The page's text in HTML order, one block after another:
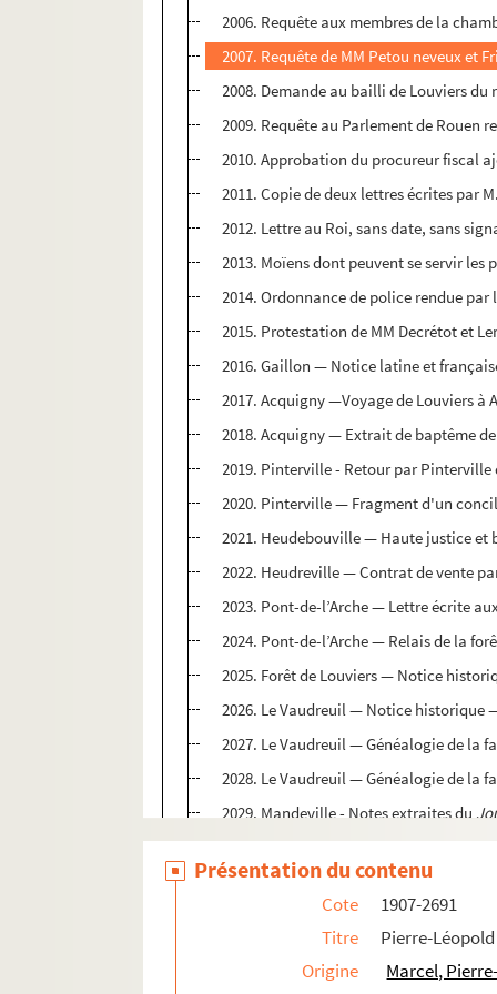
2006. Requête aux membres de la
2007. Requête de MM Petou neveux et
2008. Demande au bailli de Louviers
2009. Requête au Parlement de
2010. Approbation du procureur fiscal
2011. Copie de deux lettres écrites par
2012. Lettre au Roi, sans date, sans
2013. Moïens dont peuvent se servir
2014. Ordonnance de police rendue
2015. Protestation de MM Decrétot et
2016. Gaillon — Notice latine et
2017. Acquigny —Voyage de Louviers à
2018. Acquigny — Extrait de baptême
2019. Pinterville - Retour par
2020. Pinterville — Fragment d'un
2021. Heudebouville — Haute justice et
2022. Heudreville — Contrat de vente
2023. Pont-de-l’Arche — Lettre écrite
2024. Pont-de-l’Arche — Relais de la
2025. Forêt de Louviers — Notice
2026. Le Vaudreuil — Notice historique
2027. Le Vaudreuil — Généalogie de la
2028. Le Vaudreuil — Généalogie de la
2029. Mandeville - Notes extraites du
2030. Notes sur les principaux fiefs du
2031. La maison de M. Dibon est
2032. Fief de la Salle du Bois sis
2033. Fief de Berceloup, aveu de
2034. Extrait de l’annonce des biens
Présentation du contenu
Cote
1907-2691
Titre
Pierre-
Origine
Marcel,